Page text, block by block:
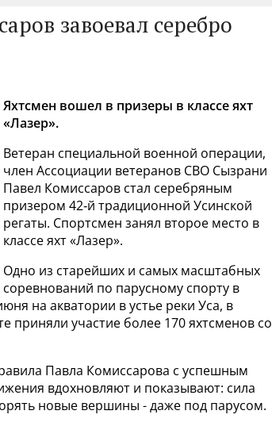
завоевал серебро
Яхтсмен вошел в призеры в классе яхт
«Лазер».
Ветеран специальной военной операции,
член Ассоциации ветеранов СВО Сызрани
Павел Комиссаров стал серебряным
призером 42‑й традиционной Усинской
регаты. Спортсмен занял второе место в
классе яхт «Лазер».
Одно из старейших и самых масштабных
соревнований по парусному спорту в
на акватории в устье реки Уса, в
приняли участие более 170 яхтсменов со
Павла Комиссарова с успешным
вдохновляют и показывают: сила
новые вершины - даже под парусом.